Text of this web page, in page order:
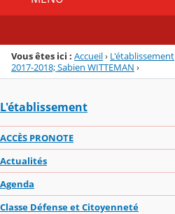
Vous êtes ici : Accueil› L'établissement
2017-2018; Sabien WITTEMAN ›
L'établissement
ACCÈS PRONOTE
Actualités
Agenda
Classe Défense et Citoyenneté